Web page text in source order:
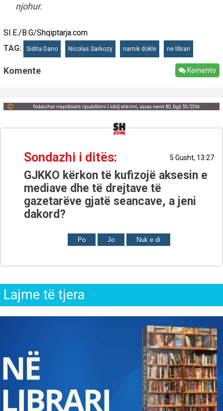
njohur.
SI.E./B.G/Shqiptarja.com
TAG:
Sidita Dano Nicolas Sarkozy namik dokle ne librari
Komente Komento
Sondazhi i ditës: 5 Gusht, 13:27
GJKKO kërkon të kufizojë aksesin e
mediave dhe të drejtave të
gazetarëve gjatë seancave, a jeni
dakord?
Po Jo Nuk e di
Lajme të tjera